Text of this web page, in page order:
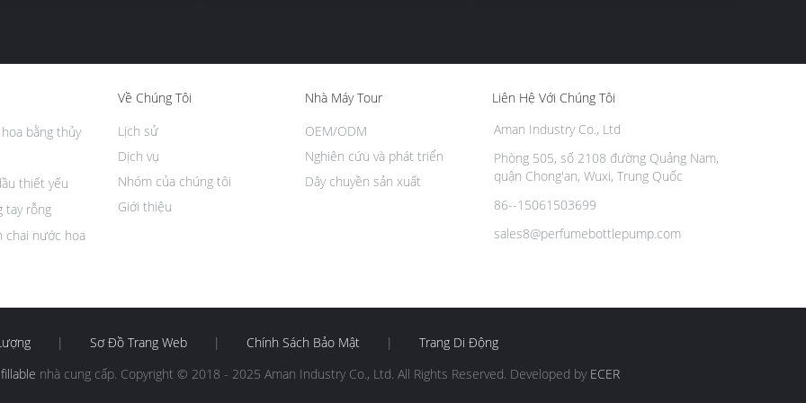
chai nước hoa
bằng thủy
thiết yếu
tay rỗng
Về Chúng Tôi
Giới thiệu
Lịch sử
Dịch vụ
Nhóm của chúng tôi
Nhà Máy Tour
Dây chuyền sản xuất
OEM/ODM
Nghiên cứu và phát triển
Liên Hệ Với Chúng Tôi
Aman Industry Co., Ltd
Phòng 505, số 2108 đường Quảng Nam,
quận Chong'an, Wuxi, Trung Quốc
86--15061503699
sales8@perfumebottlepump.com
| Sơ Đồ Trang Web | Chính Sách Bảo Mật |
Trang Di Động
nhà cung cấp. Copyright © 2018 - 2025 Aman Industry Co., Ltd. All Rights Reserved. Developed by ECER